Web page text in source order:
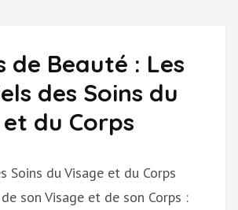
de Beauté : Les
des Soins du
du Corps
Soins du Visage et du Corps
son Visage et de son Corps :